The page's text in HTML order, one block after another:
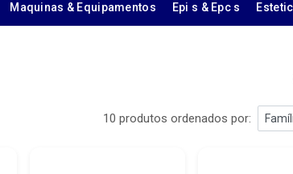
Maquinas & Equipamentos Epi s & Epc s
10 produtos ordenados por: